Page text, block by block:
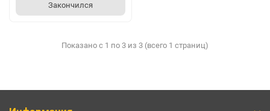
Закончился
Показано с 1 по 3 из 3 (всего 1 страниц)